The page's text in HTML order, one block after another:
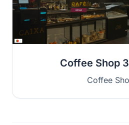
Coffee Shop
Coffee